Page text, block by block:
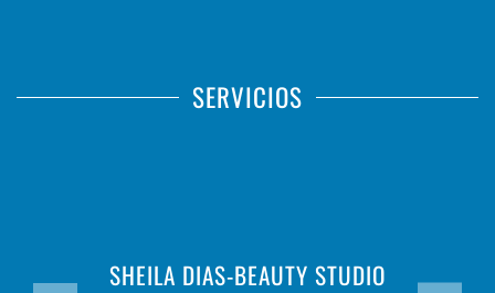
SERVICIOS
SHEILA DIAS-BEAUTY STUDIO